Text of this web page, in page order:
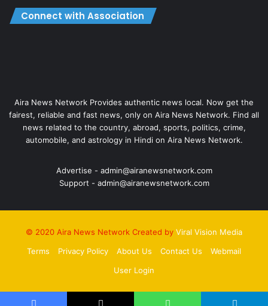
Connect with Association
Aira News Network Provides authentic news local. Now get the
fairest, reliable and fast news, only on Aira News Network. Find all
news related to the country, abroad, sports, politics, crime,
automobile, and astrology in Hindi on Aira News Network.
Advertise - admin@airanewsnetwork.com
Support - admin@airanewsnetwork.com
© 2020 Aira News Network Created by Viral Vision Media
Terms
Privacy Policy About Us Contact Us
Webmail
User Login